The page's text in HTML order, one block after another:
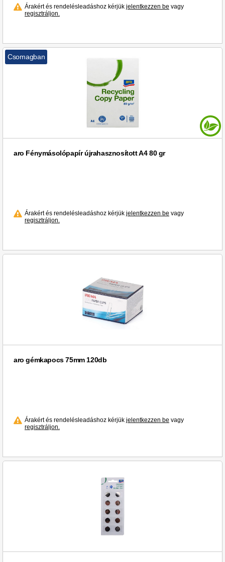
Árakért és rendelésleadáshoz kérjük jelentkezzen be vagy
regisztráljon.
Csomagban
aro Fénymásolópapír újrahasznosított A4 80 gr
Árakért és rendelésleadáshoz kérjük jelentkezzen be vagy
regisztráljon.
aro gémkapocs 75mm 120db
Árakért és rendelésleadáshoz kérjük jelentkezzen be vagy
regisztráljon.